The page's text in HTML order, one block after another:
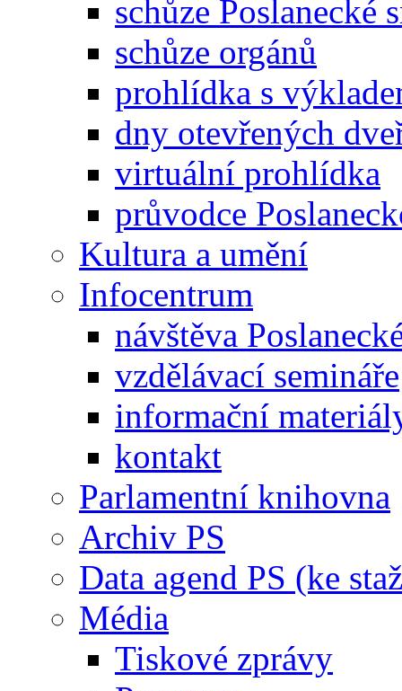
schůze Poslanecké
schůze orgánů
prohlídka s
dny otevřených
virtuální prohlídka
průvodce
Kultura a umění
Infocentrum
návštěva
vzdělávací semináře
informační
kontakt
Parlamentní knihovna
Archiv PS
Data agend PS (ke
Média
Tiskové zprávy